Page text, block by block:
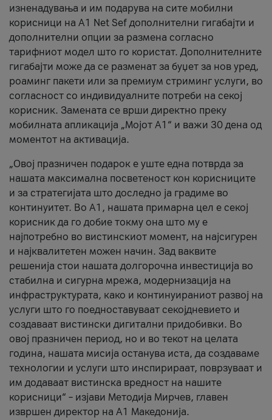
изненадувања и им подарува на сите мобилни
корисници на A1 Net Sef дополнителни гигабајти и
дополнителни опции за размена согласно
тарифниот модел што го користат. Дополнителните
гигабајти може да се разменат за буџет за нов уред,
роаминг пакети или за премиум стриминг услуги, во
согласност со индивидуалните потреби на секој
корисник. Замената се врши директно преку
мобилната апликација „Мојот А1“ и важи 30 дена од
моментот на активација.
„Овој празничен подарок е уште една потврда за
нашата максимална посветеност кон корисниците
и за стратегијата што доследно ја градиме во
континуитет. Во А1, нашата примарна цел е секој
корисник да го добие токму она што му е
најпотребно во вистинскиот момент, на најсигурен
и најквалитетен можен начин. Зад ваквите
решенија стои нашата долгорочна инвестиција во
стабилна и сигурна мрежа, модернизација на
инфраструктурата, како и континуираниот развој на
услуги што го поедноставуваат секојдневието и
создаваат вистински дигитални придобивки. Во
овој празничен период, но и во текот на целата
година, нашата мисија останува иста, да создаваме
технологии и услуги што инспирираат, поврзуваат и
им додаваат вистинска вредност на нашите
корисници“ – изјави Методија Мирчев, главен
извршен директор на А1 Македонија.